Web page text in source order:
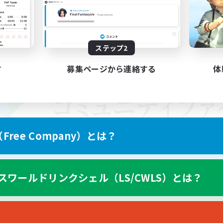
ステップ2
募集ページから連絡する
Free Company）とは？
ワールドリンクシェル（LS/CWLS）とは？